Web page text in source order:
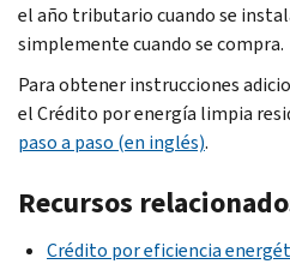
el año tributario cuando se
simplemente cuando se compra.
Para obtener instrucciones
el Crédito por energía limpia
paso a paso (en inglés).
Recursos
Crédito por eficiencia